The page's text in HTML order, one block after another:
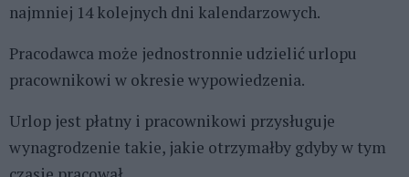
najmniej 14 kolejnych dni kalendarzowych.
Pracodawca może jednostronnie udzielić urlopu
pracownikowi w okresie wypowiedzenia.
Urlop jest płatny i pracownikowi przysługuje
wynagrodzenie takie, jakie otrzymałby gdyby w tym